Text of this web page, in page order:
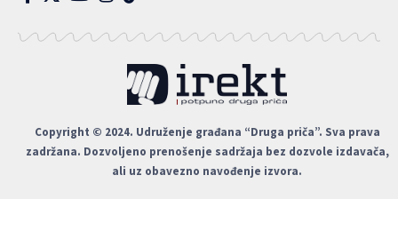
Copyright © 2024. Udruženje građana “Druga priča”. Sva prava
zadržana. Dozvoljeno prenošenje sadržaja bez dozvole izdavača,
ali uz obavezno navođenje izvora.